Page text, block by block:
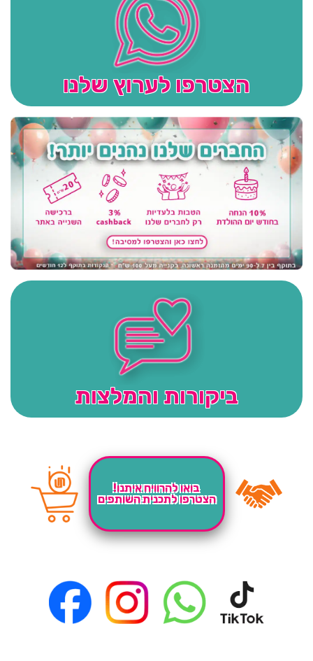
הצטרפו לערוץ שלנו
ביקורות והמלצות
בואו להרוויח איתנו!
הצטרפו לתכנית השותפים